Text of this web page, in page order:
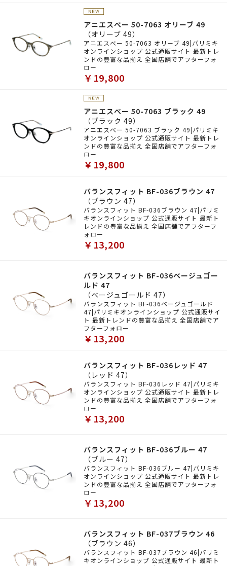
アニエスべー 50-7063 オリーブ 49
（オリーブ 49）
アニエスべー 50-7063 オリーブ 49|パリミキ
オンラインショップ 公式通販サイト 最新トレ
ンドの豊富な品揃え 全国店舗でアフターフォ
ロー
￥19,800
アニエスべー 50-7063 ブラック 49
（ブラック 49）
アニエスべー 50-7063 ブラック 49|パリミキ
オンラインショップ 公式通販サイト 最新トレ
ンドの豊富な品揃え 全国店舗でアフターフォ
ロー
￥19,800
バランスフィット BF-036ブラウン 47
（ブラウン 47）
バランスフィット BF-036ブラウン 47|パリミ
キオンラインショップ 公式通販サイト 最新ト
レンドの豊富な品揃え 全国店舗でアフターフ
ォロー
￥13,200
バランスフィット BF-036ベージュゴー
ルド 47
（ベージュゴールド 47）
バランスフィット BF-036ベージュゴールド
47|パリミキオンラインショップ 公式通販サイ
ト 最新トレンドの豊富な品揃え 全国店舗でア
フターフォロー
￥13,200
バランスフィット BF-036レッド 47
（レッド 47）
バランスフィット BF-036レッド 47|パリミキ
オンラインショップ 公式通販サイト 最新トレ
ンドの豊富な品揃え 全国店舗でアフターフォ
ロー
￥13,200
バランスフィット BF-036ブルー 47
（ブルー 47）
バランスフィット BF-036ブルー 47|パリミキ
オンラインショップ 公式通販サイト 最新トレ
ンドの豊富な品揃え 全国店舗でアフターフォ
ロー
￥13,200
バランスフィット BF-037ブラウン 46
（ブラウン 46）
バランスフィット BF-037ブラウン 46|パリミ
キオンラインショップ 公式通販サイト 最新ト